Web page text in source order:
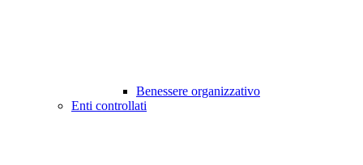
Benessere organizzativo
Enti controllati